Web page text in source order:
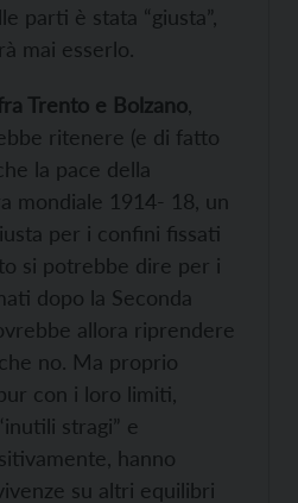
parti è stata “giusta”,
mai esserlo.
Trento e Bolzano
ritenere (e di fatto
la pace della
mondiale 1914- 18, un
per i confini fissati
si potrebbe dire per i
dopo la Seconda
allora riprendere
no. Ma proprio
con i loro limiti,
stragi” e
hanno
su altri equilibri